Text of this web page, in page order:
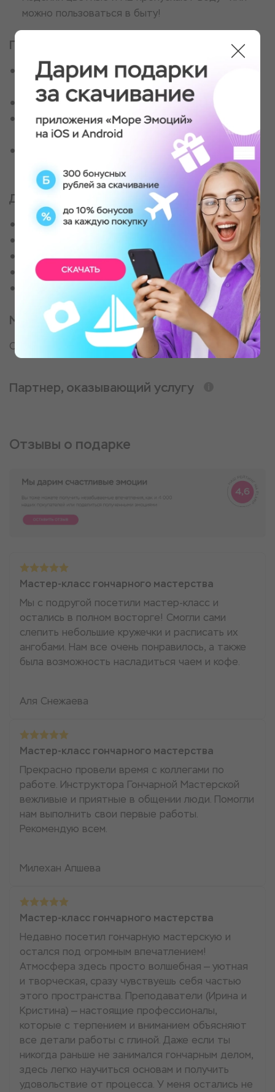
можно пользоваться в быту!
Программа мероприятия
Гостя встречает мастер, знакомит со студией,
инструментами и материалом
Занятие проходит в группе
Гость создает 1-2 изделия на выбор до 15 см в
длину и ширину
Готовые работы можно забрать через месяц
после сушки и обжига
Для кого
Для творческих личностей
Для бабушки
Для преподавателя
Место проведения
Одна из студий города на выбор
Партнер, оказывающий услугу
Отзывы о подарке
Мастер-класс гончарного мастерства
Мы с подругой посетили мастер-класс и
остались в полном восторге! Смогли сами
слепить небольшие кружечки и расписать их
ангобами. Нам все очень понравилось, а также
была возможность насладиться чаем и кофе.
Аля Снежаева
Мастер-класс гончарного мастерства
Прекрасно провели время с коллегами по
работе. Инструктора Гончарной Мастерской
вежливые и приятные в общении люди. Помогли
нам выполнить свои первые работы.
Рекомендую всем.
Милехан Апшева
Мастер-класс гончарного мастерства
Недавно посетил гончарную мастерскую и
остался под огромным впечатлением!
Атмосфера здесь просто волшебная — уютная
и творческая, сразу чувствуешь себя частью
этого пространства. Преподаватели (Ирина и
Кристина) — настоящие профессионалы,
которые с терпением и вниманием объясняют
все детали работы с глиной. Даже если ты
никогда раньше не занимался гончарным делом,
здесь легко научиться основам и получить
удовольствие от процесса. У меня остались не